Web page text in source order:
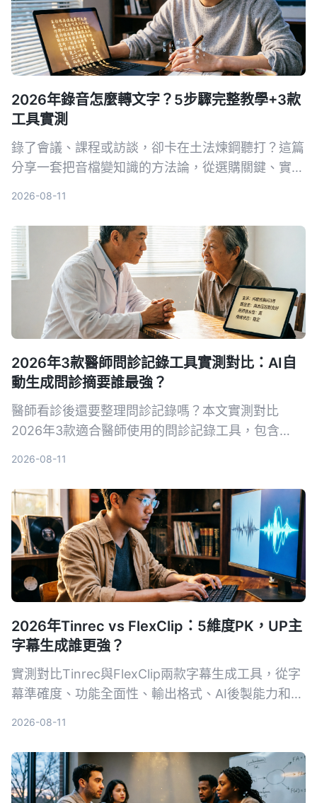
2026年錄音怎麼轉文字？5步驟完整教學+3款
工具實測
錄了會議、課程或訪談，卻卡在土法煉鋼聽打？這篇
分享一套把音檔變知識的方法論，從選購關鍵、實測
2026-08-11
2026年3款醫師問診記錄工具實測對比：AI自
動生成問診摘要誰最強？
醫師看診後還要整理問診記錄嗎？本文實測對比
2026年3款適合醫師使用的問診記錄工具，包含
合適的問診記錄幫手。
2026-08-11
2026年Tinrec vs FlexClip：5維度PK，UP主
字幕生成誰更強？
實測對比Tinrec與FlexClip兩款字幕生成工具，從字
幕準確度、功能全面性、輸出格式、AI後製能力和跨
2026-08-11